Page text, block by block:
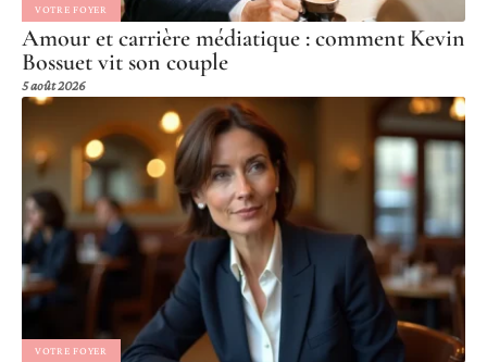
VOTRE FOYER
Amour et carrière médiatique : comment Kevin
Bossuet vit son couple
5 août 2026
VOTRE FOYER